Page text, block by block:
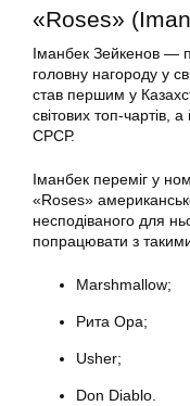
«Roses»
Іманбек Зейкенов —
головну нагороду у
став першим у
світових топ-чартів,
СРСР.
Іманбек переміг у
«Roses»
несподіваного для
попрацювати з
Marshmallow;
Рита Ора;
Usher;
Don Diablo.